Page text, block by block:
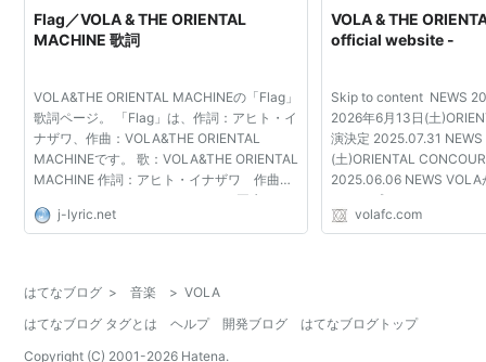
Flag／VOLA & THE ORIENTAL
MACHINE 歌詞
VOLA&THE ORIENTAL MACHINEの「Flag」
歌詞ページ。 「Flag」は、作詞：アヒト・イ
ナザワ、作曲：VOLA&THE ORIENTAL
MACHINEです。 歌：VOLA&THE ORIENTAL
MACHINE 作詞：アヒト・イナザワ 作曲：
VOLA&THE ORIENTAL MACHINE 再生させ
る手段を選ばず 國を滅ぼす奴らが暗躍跋扈
j-lyric.net
VOLA & THE
official website -
Skip to content NEWS
2026年6月13日(土
演決定 2025.07.31
(土)ORIENTAL
2025.06.06 NEWS VOLA
ールをプロデュース！！
2025年8月30日(土
volafc.com
はてなブログ > 音楽 > VOLA
はてなブログ タグとは
ヘルプ 開発ブログ
はてなブログトップ
Copyright (C) 2001-2026 Hatena.